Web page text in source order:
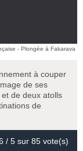
à couper
de ses
de deux atolls
de
/ 5 sur 85 vote(s)